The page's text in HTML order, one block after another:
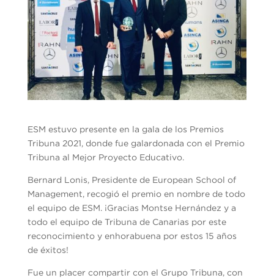
ESM estuvo presente en la gala de los Premios
Tribuna 2021, donde fue galardonada con el Premio
Tribuna al Mejor Proyecto Educativo.
Bernard Lonis, Presidente de European School of
Management, recogió el premio en nombre de todo
el equipo de ESM. ¡Gracias Montse Hernández y a
todo el equipo de Tribuna de Canarias por este
reconocimiento y enhorabuena por estos 15 años
de éxitos!
Fue un placer compartir con el Grupo Tribuna, con